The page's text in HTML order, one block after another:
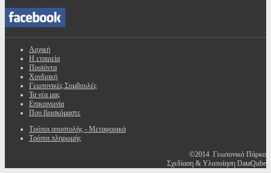
Αρχική
Η εταιρεία
Προϊόντα
Χονδρική
Γεωπονικές Συμβουλές
Τα νέα μας
Επικοινωνία
Που βρισκόμαστε
Τρόποι αποστολής - Μεταφορικά
Τρόποι πληρωμής
©2014 Γεωπονικό Πάρκο
Σχεδίαση & Υλοποίηση DataQube